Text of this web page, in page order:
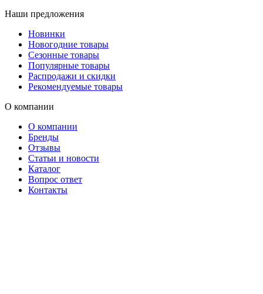
Наши предложения
Новинки
Новогодние товары
Сезонные товары
Популярные товары
Распродажи и скидки
Рекомендуемые товары
О компании
О компании
Бренды
Отзывы
Статьи и новости
Каталог
Вопрос ответ
Контакты